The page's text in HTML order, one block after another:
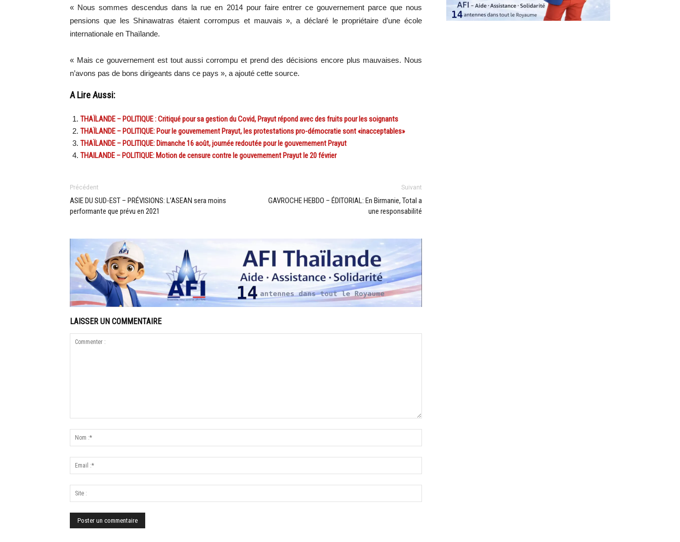
« Nous sommes descendus dans la rue en 2014 pour faire entrer ce gouvernement parce que nous
pensions que les Shinawatras étaient corrompus et mauvais », a déclaré le propriétaire d’une école
internationale en Thaïlande.
« Mais ce gouvernement est tout aussi corrompu et prend des décisions encore plus mauvaises. Nous
n’avons pas de bons dirigeants dans ce pays », a ajouté cette source.
A Lire Aussi:
THAÏLANDE – POLITIQUE : Critiqué pour sa gestion du Covid, Prayut répond avec des fruits pour les soignants
THAÏLANDE – POLITIQUE: Pour le gouvernement Prayut, les protestations pro-démocratie sont «inacceptables»
THAÏLANDE – POLITIQUE: Dimanche 16 août, journée redoutée pour le gouvernement Prayut
THAILANDE – POLITIQUE: Motion de censure contre le gouvernement Prayut le 20 février
Précédent
ASIE DU SUD-EST – PRÉVISIONS: L’ASEAN sera moins
performante que prévu en 2021
Suivant
GAVROCHE HEBDO – ÉDITORIAL: En Birmanie, Total a
une responsabilité
LAISSER UN COMMENTAIRE